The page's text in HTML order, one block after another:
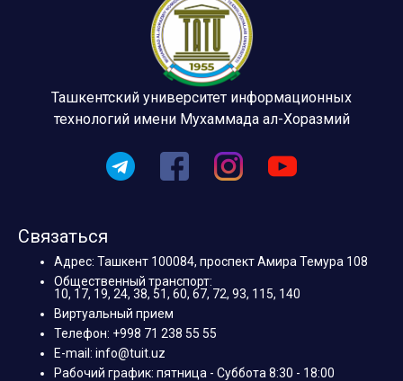
Ташкентский университет информационных
технологий имени Мухаммада ал-Хоразмий
Связаться
Адрес: Ташкент 100084, проспект Амира Темура 108
Общественный транспорт:
10, 17, 19, 24, 38, 51, 60, 67, 72, 93, 115, 140
Виртуальный прием
Телефон: +998 71 238 55 55
E-mail: info@tuit.uz
Рабочий график: пятница - Суббота 8:30 - 18:00